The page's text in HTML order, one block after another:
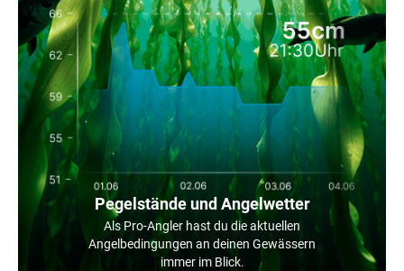
Pegelstände und Angelwetter
Als Pro-Angler hast du die aktuellen
Angelbedingungen an deinen Gewässern
immer im Blick.